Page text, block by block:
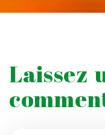
Laissez